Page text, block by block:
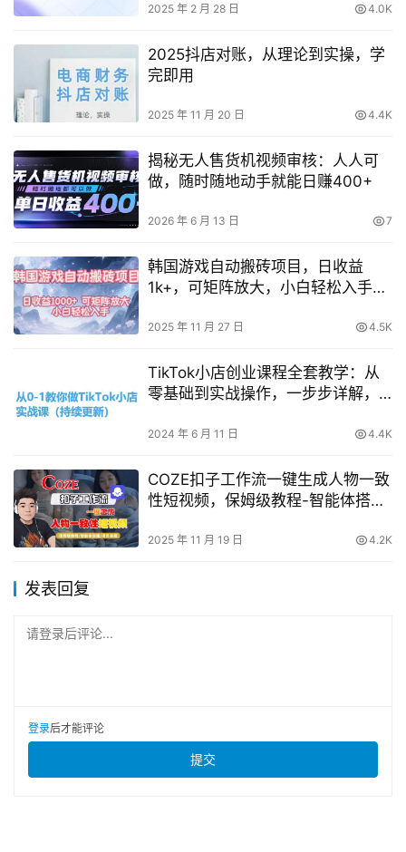
2025 年 2 月 28 日 4.0K
2025抖店对账，从理论到实操，学
完即用
2025 年 11 月 20 日 4.4K
揭秘无人售货机视频审核：人人可
做，随时随地动手就能日赚400+
2026 年 6 月 13 日 7
韩国游戏自动搬砖项目，日收益
1k+，可矩阵放大，小白轻松入手
2025 年 11 月 27 日 4.5K
TikTok小店创业课程全套教学：从
零基础到实战操作，一步步详解，
2024 年 6 月 11 日 4.4K
COZE扣子工作流一键生成人物一致
性短视频，保姆级教程-智能体搭
2025 年 11 月 19 日 4.2K
发表回复
请登录后评论...
登录后才能评论
提交